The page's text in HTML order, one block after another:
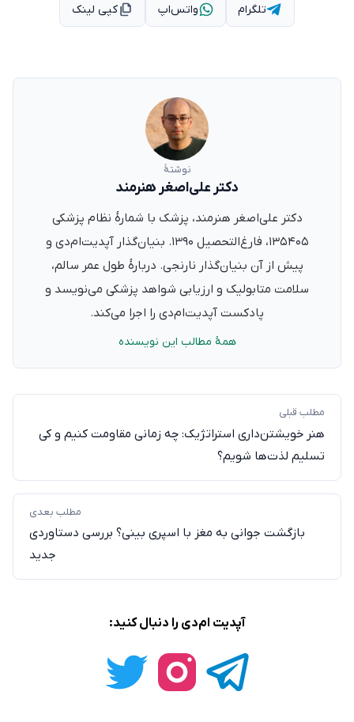
تلگرام واتس‌اپ کپی لینک
نوشتهٔ
دکتر علی‌اصغر هنرمند
دکتر علی‌اصغر هنرمند، پزشک با شمارهٔ نظام پزشکی
۱۳۵۴۰۵، فارغ‌التحصیل ۱۳۹۰. بنیان‌گذار آپدیت‌ام‌دی و
پیش از آن بنیان‌گذار نارنجی. دربارهٔ طول عمر سالم،
سلامت متابولیک و ارزیابی شواهد پزشکی می‌نویسد و
پادکست آپدیت‌ام‌دی را اجرا می‌کند.
همهٔ مطالب این نویسنده
مطلب قبلی
هنر خویشتن‌داری استراتژیک: چه زمانی مقاومت کنیم و کی
تسلیم لذت‌ها شویم؟
مطلب بعدی
بازگشت جوانی به مغز با اسپری بینی؟ بررسی دستاوردی
جدید
آپدیت ام‌دی را دنبال کنید: